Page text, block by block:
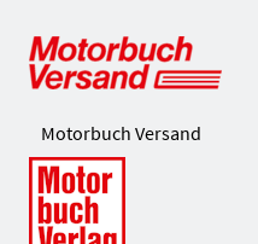
Motorbuch Versand